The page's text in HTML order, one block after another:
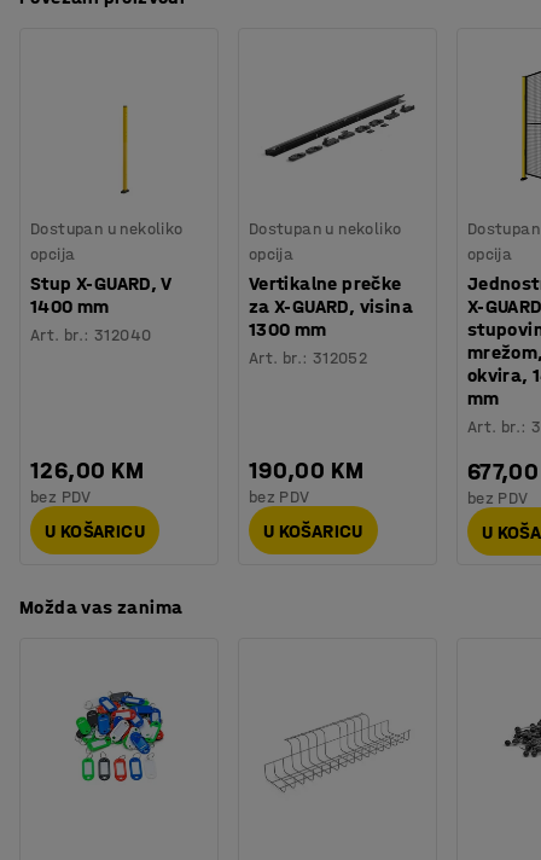
stupovima. Ovaj način montaže daje vam fleksibilnost i
Paneli su izrađeni od čvrstih čeličnih cijevi i zavarene
mreže. Odaberite između različitih veličina kako bi
sastavili ograđeni prostor koji odgovara vašim
Materijal: Mreža
EN ISO 13857, EN ISO 14120
Dostupan u nekoliko
opcija
Stup X-GUARD, V
1400 mm
Art. br.:312040
126,00 KM
bez PDV
U KOŠARICU
Dostupan u nekoliko
opcija
Vertikalne prečke
za X-GUARD, visina
1300 mm
Art. br.: 312052
190,00 KM
bez PDV
U KOŠARICU
opcija
X-
okvira,
mm
Art. br.:
bez PDV
U
Možda vas zanima